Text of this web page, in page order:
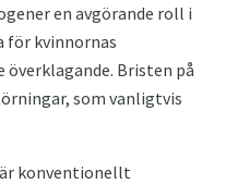
en avgörande roll i
för kvinnornas
Bristen på
som vanligtvis
konventionellt